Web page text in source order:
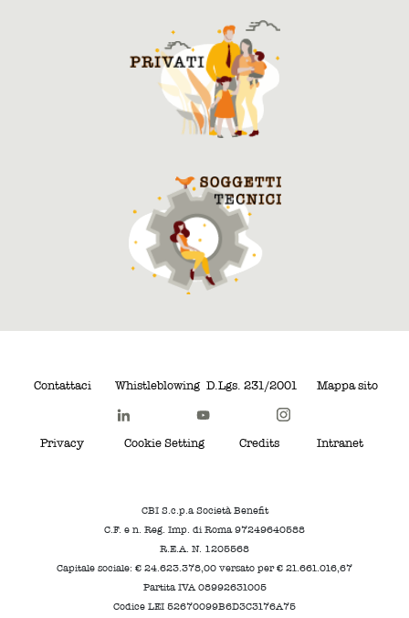
Contattaci Whistleblowing D.Lgs. 231/2001 Mappa sito
Privacy Cookie Setting Credits Intranet
CBI S.c.p.a Società Benefit
C.F. e n. Reg. Imp. di Roma 97249640588
R.E.A. N. 1205568
Capitale sociale: € 24.623.378,00 versato per € 21.661.016,67
Partita IVA 08992631005
Codice LEI 52670099B6D3C3176A75